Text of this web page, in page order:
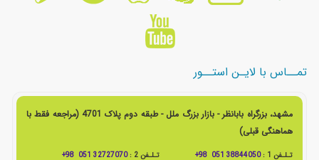
تمــاس با لایـن استــور
مشهد، بزرگراه بابانظر - بازار بزرگ ملل - طبقه دوم پلاک 4701 (مراجعه فقط با
هماهنگی قبلی)
تـلـفن 1 : 38844050 051 98+ تـلـفن 2 :
32727070 051 98+